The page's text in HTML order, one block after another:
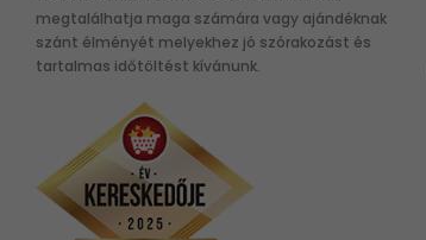
megtalálhatja maga számára vagy ajándéknak
szánt élményét melyekhez jó szórakozást és
tartalmas időtöltést kívánunk.